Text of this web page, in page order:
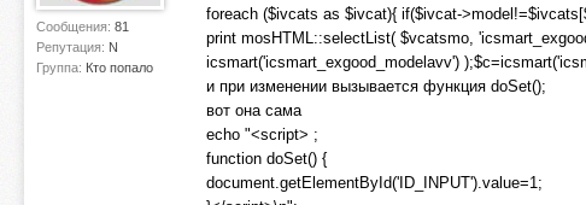
Сообщения: 81
Репутация: N
Группа: Кто попало
foreach ($ivcats as $ivcat){ if($ivcat-
print mosHTML::selectList( $vcatsmo,
icsmart('icsmart_exgood_modelavv')
и при изменении вызывается функция doSet();
вот она сама
echo "<script> ;
function doSet() {
document.getElementById('ID_INPUT').value=1;